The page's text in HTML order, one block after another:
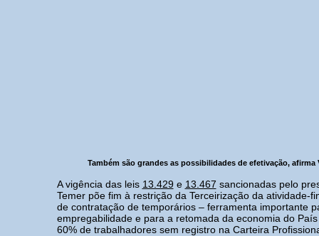
Também são grandes as possibilidades de efetivação, afirma
A vigência das leis 13.429e 13.467 sancionadas pelo
Temer põe fim à restrição da Terceirização da atividade-
de contratação de temporários – ferramenta importante
empregabilidade e para a retomada da economia do
60% de trabalhadores sem registro na Carteira